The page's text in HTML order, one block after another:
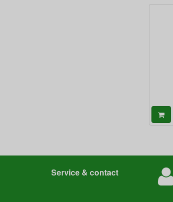
Service & contact